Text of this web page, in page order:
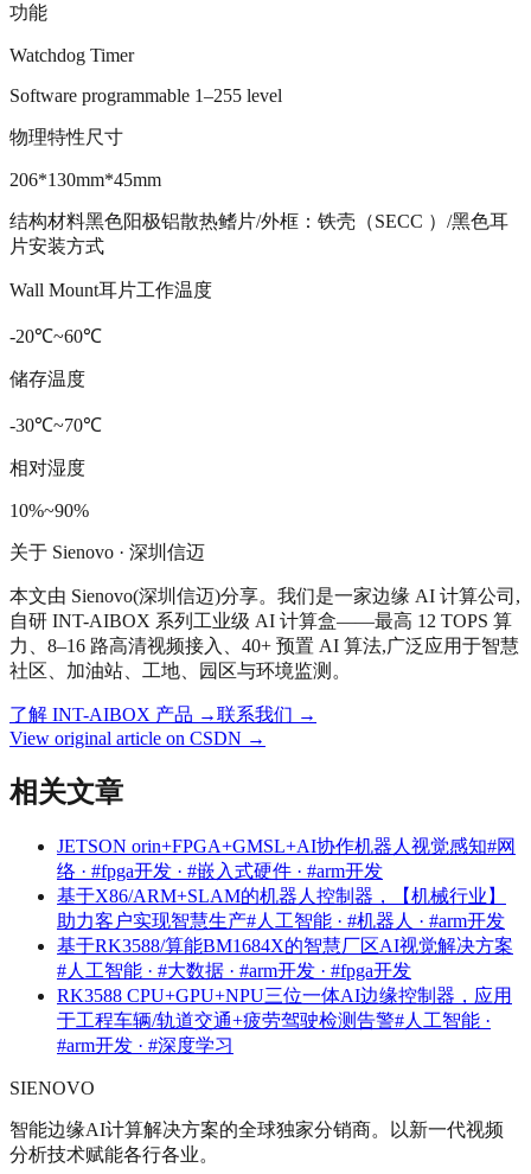
功能
Watchdog Timer
Software programmable 1–255 level
物理特性尺寸
206*130mm*45mm
结构材料黑色阳极铝散热鳍片/外框：铁壳（SECC ）/黑色耳
片安装方式
Wall Mount耳片工作温度
-20℃~60℃
储存温度
-30℃~70℃
相对湿度
10%~90%
关于 Sienovo · 深圳信迈
本文由 Sienovo(深圳信迈)分享。我们是一家边缘 AI 计算公司,
自研 INT-AIBOX 系列工业级 AI 计算盒——最高 12 TOPS 算
力、8–16 路高清视频接入、40+ 预置 AI 算法,广泛应用于智慧
社区、加油站、工地、园区与环境监测。
了解 INT-AIBOX 产品 →联系我们 →
View original article on CSDN →
相关文章
JETSON orin+FPGA+GMSL+AI协作机器人视觉感知#网
络 · #fpga开发 · #嵌入式硬件 · #arm开发
基于X86/ARM+SLAM的机器人控制器，【机械行业】
助力客户实现智慧生产#人工智能 · #机器人 · #arm开发
基于RK3588/算能BM1684X的智慧厂区AI视觉解决方案
#人工智能 · #大数据 · #arm开发 · #fpga开发
RK3588 CPU+GPU+NPU三位一体AI边缘控制器，应用
于工程车辆/轨道交通+疲劳驾驶检测告警#人工智能 ·
#arm开发 · #深度学习
SIENOVO
智能边缘AI计算解决方案的全球独家分销商。以新一代视频
分析技术赋能各行各业。